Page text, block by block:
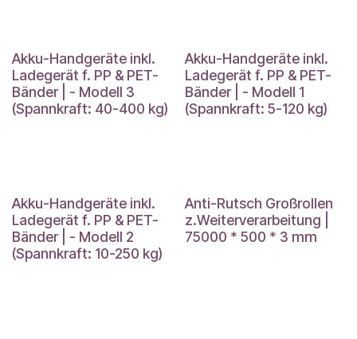
Akku-Handgeräte inkl.
Ladegerät f. PP & PET-
Bänder | - Modell 3
(Spannkraft: 40-400 kg)
Akku-Handgeräte inkl.
Ladegerät f. PP & PET-
Bänder | - Modell 1
(Spannkraft: 5-120 kg)
Akku-Handgeräte inkl.
Ladegerät f. PP & PET-
Bänder | - Modell 2
(Spannkraft: 10-250 kg)
Anti-Rutsch Großrollen
z.Weiterverarbeitung |
75000 * 500 * 3 mm